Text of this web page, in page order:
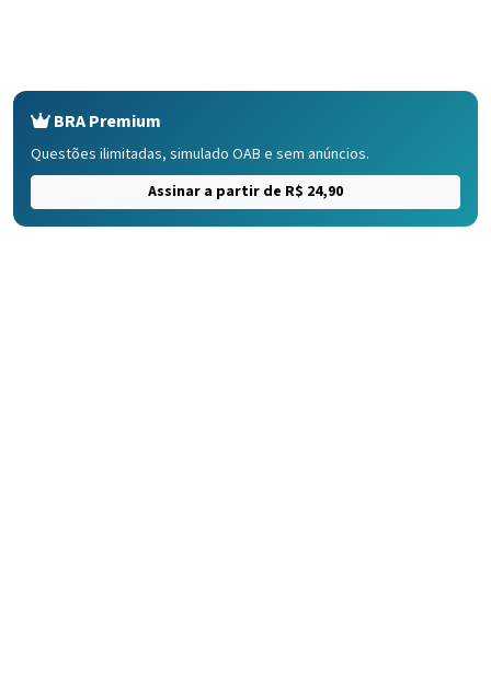
BRA Premium
Questões ilimitadas, simulado OAB e sem anúncios.
Assinar a partir de R$ 24,90